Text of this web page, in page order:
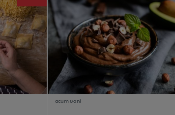
acum 8 ani